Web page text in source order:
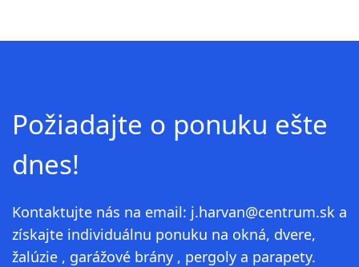
Požiadajte o ponuku ešte
dnes!
Kontaktujte nás na email: j.harvan@centrum.sk a
získajte individuálnu ponuku na okná, dvere,
žalúzie , garážové brány , pergoly a parapety.